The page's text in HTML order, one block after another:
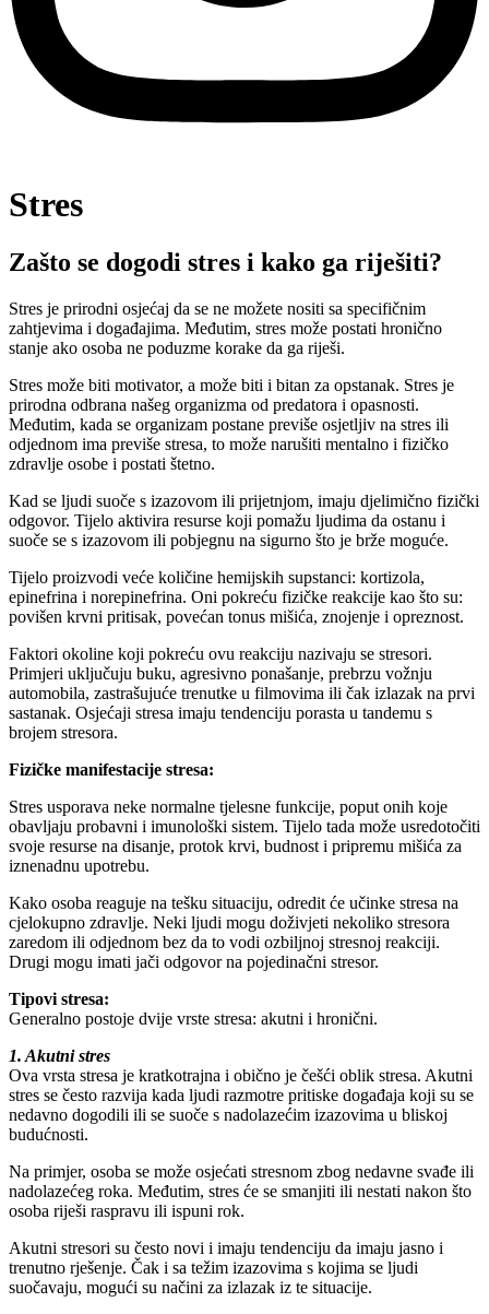
Stres
Zašto se dogodi stres i kako ga riješiti?
Stres je prirodni osjećaj da se ne možete nositi sa specifičnim
zahtjevima i događajima. Međutim, stres može postati hronično
stanje ako osoba ne poduzme korake da ga riješi.
Stres može biti motivator, a može biti i bitan za opstanak. Stres je
prirodna odbrana našeg organizma od predatora i opasnosti.
Međutim, kada se organizam postane previše osjetljiv na stres ili
odjednom ima previše stresa, to može narušiti mentalno i fizičko
zdravlje osobe i postati štetno.
Kad se ljudi suoče s izazovom ili prijetnjom, imaju djelimično fizički
odgovor. Tijelo aktivira resurse koji pomažu ljudima da ostanu i
suoče se s izazovom ili pobjegnu na sigurno što je brže moguće.
Tijelo proizvodi veće količine hemijskih supstanci: kortizola,
epinefrina i norepinefrina. Oni pokreću fizičke reakcije kao što su:
povišen krvni pritisak, povećan tonus mišića, znojenje i opreznost.
Faktori okoline koji pokreću ovu reakciju nazivaju se stresori.
Primjeri uključuju buku, agresivno ponašanje, prebrzu vožnju
automobila, zastrašujuće trenutke u filmovima ili čak izlazak na prvi
sastanak. Osjećaji stresa imaju tendenciju porasta u tandemu s
brojem stresora.
Fizičke manifestacije stresa:
Stres usporava neke normalne tjelesne funkcije, poput onih koje
obavljaju probavni i imunološki sistem. Tijelo tada može usredotočiti
svoje resurse na disanje, protok krvi, budnost i pripremu mišića za
iznenadnu upotrebu.
Kako osoba reaguje na tešku situaciju, odredit će učinke stresa na
cjelokupno zdravlje. Neki ljudi mogu doživjeti nekoliko stresora
zaredom ili odjednom bez da to vodi ozbiljnoj stresnoj reakciji.
Drugi mogu imati jači odgovor na pojedinačni stresor.
Tipovi stresa:
Generalno postoje dvije vrste stresa: akutni i hronični.
1. Akutni stres
Ova vrsta stresa je kratkotrajna i obično je češći oblik stresa. Akutni
stres se često razvija kada ljudi razmotre pritiske događaja koji su se
nedavno dogodili ili se suoče s nadolazećim izazovima u bliskoj
budućnosti.
Na primjer, osoba se može osjećati stresnom zbog nedavne svađe ili
nadolazećeg roka. Međutim, stres će se smanjiti ili nestati nakon što
osoba riješi raspravu ili ispuni rok.
Akutni stresori su često novi i imaju tendenciju da imaju jasno i
trenutno rješenje. Čak i sa težim izazovima s kojima se ljudi
suočavaju, mogući su načini za izlazak iz te situacije.